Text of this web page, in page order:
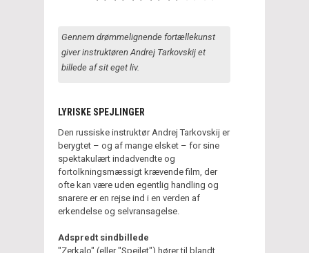
Gennem drømmelignende fortællekunst
giver instruktøren Andrej Tarkovskij et
billede af sit eget liv.
LYRISKE SPEJLINGER
Den russiske instruktør Andrej Tarkovskij er
berygtet – og af mange elsket – for sine
spektakulært indadvendte og
fortolkningsmæssigt krævende film, der
ofte kan være uden egentlig handling og
snarere er en rejse ind i en verden af
erkendelse og selvransagelse.
Adspredt sindbillede
"Zerkalo" (eller "Spejlet") hører til blandt